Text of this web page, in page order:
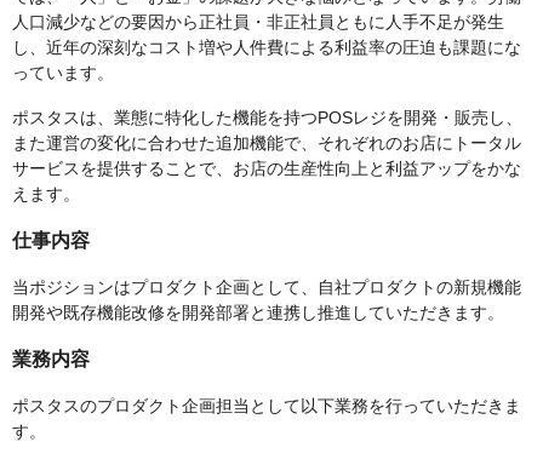
人口減少などの要因から正社員・非正社員ともに人手不足が発生
し、近年の深刻なコスト増や人件費による利益率の圧迫も課題にな
っています。
ポスタスは、業態に特化した機能を持つPOSレジを開発・販売し、
また運営の変化に合わせた追加機能で、それぞれのお店にトータル
サービスを提供することで、お店の生産性向上と利益アップをかな
えます。
仕事内容
当ポジションはプロダクト企画として、自社プロダクトの新規機能
開発や既存機能改修を開発部署と連携し推進していただきます。
業務内容
ポスタスのプロダクト企画担当として以下業務を行っていただきま
す。